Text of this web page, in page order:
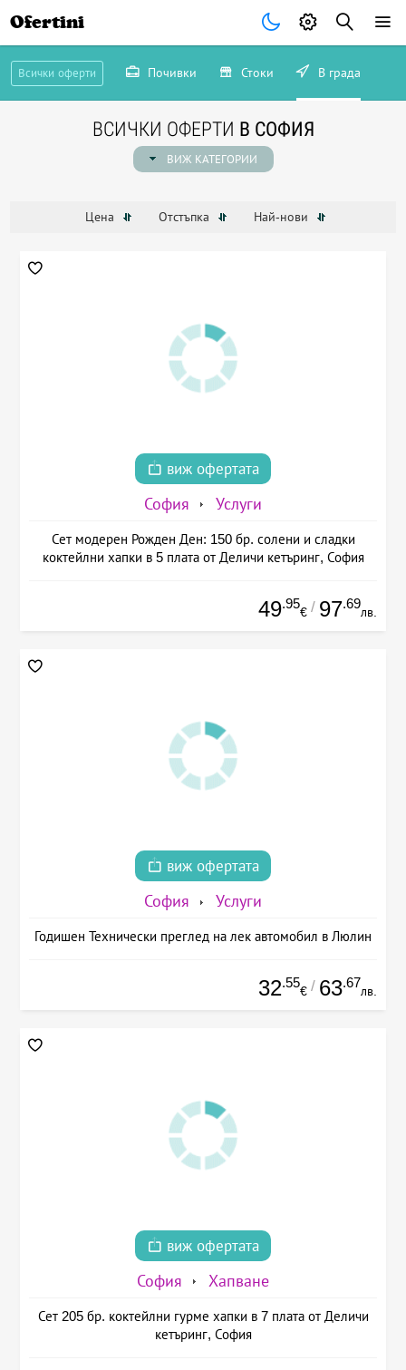
Ofertini
Всички оферти Почивки Стоки В града
ВСИЧКИ ОФЕРТИ В СОФИЯ
ВИЖ КАТЕГОРИИ
Цена Отстъпка Най-нови
виж офертата
София Услуги
Сет модерен Рожден Ден: 150 бр. солени и сладки
коктейлни хапки в 5 плата от Деличи кетъринг, София
49.95
€ / 97.69
лв.
виж офертата
София Услуги
Годишен Технически преглед на лек автомобил в Люлин
32.55
€ / 63.67
лв.
виж офертата
София Хапване
Сет 205 бр. коктейлни гурме хапки в 7 плата от Деличи
кетъринг, София